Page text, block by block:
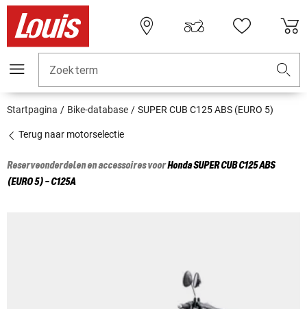
Zoekterm
Startpagina Bike-database SUPER CUB C125 ABS (EURO 5)
Terug naar motorselectie
Reserveonderdelen en accessoires voorHondaSUPER CUB C125 ABS
(EURO 5) - C125A